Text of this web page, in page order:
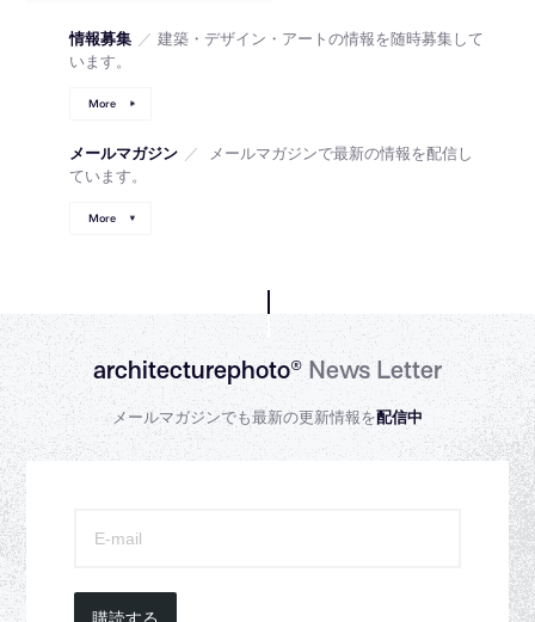
情報募集 ／ 建築・デザイン・アートの情報を随時募集して
います。
More
メールマガジン ／
メールマガジンで最新の情報を配信し
ています。
More
architecturephoto®News Letter
メールマガジンでも最新の更新情報を配信中